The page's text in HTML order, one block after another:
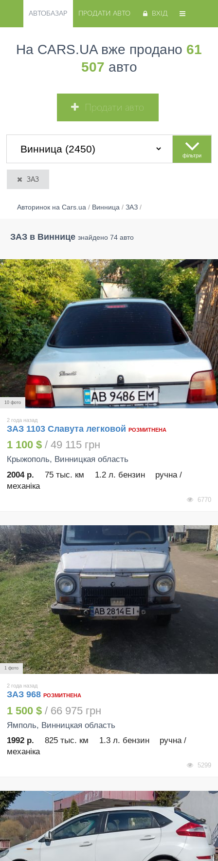
АВТОБАЗАР ПРОДАТИ АВТО ВХІД
На CARS.UA вже продано 61
507 авто
Продати авто
фільтри
ЗАЗ
Авторинок на Cars.ua / Винница / ЗАЗ /
ЗАЗ в Виннице знайдено 74 авто
10 фото
2 года назад
ЗАЗ 1103 Славута легковой РОЗМИТНЕНА
1 100 $ / 49 115 грн
Крыжополь, Винницкая область
2004 р.
75 тыс. км 1.2 л. бензин
ручна /
механіка
6770
1 фото
2 года назад
ЗАЗ 968 РОЗМИТНЕНА
1 500 $ / 66 975 грн
Ямполь, Винницкая область
1992 р.
825 тыс. км 1.3 л. бензин
ручна /
механіка
5299